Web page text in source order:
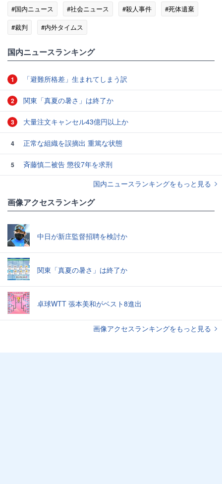
#国内ニュース #社会ニュース #殺人事件
#死体遺棄
#裁判
#内外タイムス
国内ニュースランキング
1 「避難所格差」生まれてしまう訳
2 関東「真夏の暑さ」は終了か
3 大量注文キャンセル43億円以上か
4 正常な組織を誤摘出 重篤な状態
5
斉藤慎二被告 懲役7年を求刑
国内ニュースランキングをもっと見る
画像アクセスランキング
中日が新庄監督招聘を検討か
関東「真夏の暑さ」は終了か
卓球WTT 張本美和がベスト8進出
画像アクセスランキングをもっと見る